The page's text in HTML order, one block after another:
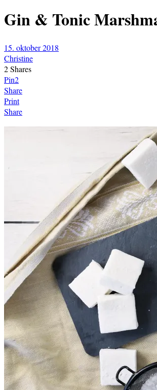
Gin & Tonic
15. oktober 2018
Christine
2Shares
Pin2
Share
Print
Share